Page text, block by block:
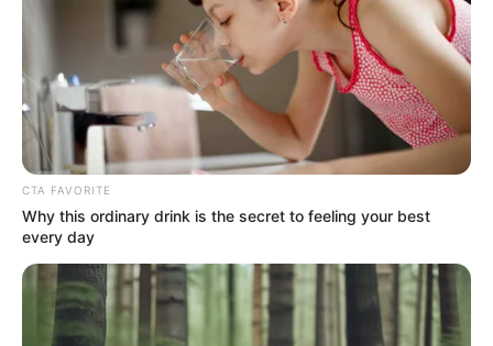
CTA FAVORITE
Why this ordinary drink is the secret to feeling your best
every day